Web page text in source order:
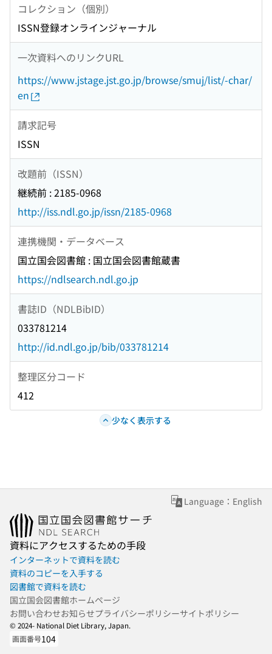
コレクション（個別）
ISSN登録オンラインジャーナル
一次資料へのリンクURL
https://www.jstage.jst.go.jp/browse/smuj/list/-char/
en
請求記号
ISSN
改題前（ISSN）
継続前 : 2185-0968
http://iss.ndl.go.jp/issn/2185-0968
連携機関・データベース
国立国会図書館 : 国立国会図書館蔵書
https://ndlsearch.ndl.go.jp
書誌ID（NDLBibID）
033781214
http://id.ndl.go.jp/bib/033781214
整理区分コード
412
少なく表示する
Language：English
資料にアクセスするための手段
インターネットで資料を読む
資料のコピーを入手する
図書館で資料を読む
国立国会図書館ホームページ
お問い合わせお知らせプライバシーポリシーサイトポリシー
© 2024- National Diet Library, Japan.
画面番号104